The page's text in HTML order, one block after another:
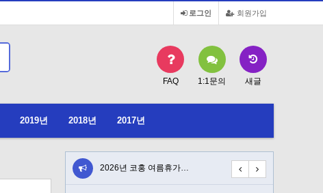
회원가입
로그인
FAQ 1:1문의 새글
2019년 2018년 2017년
2026년 코홍 여름휴가… 2026년 6월 19일 …